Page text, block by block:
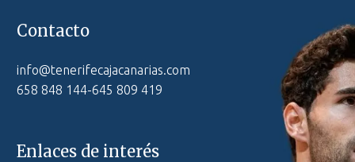
Contacto
info@tenerifecajacanarias.com
658 848 144-645 809 419
Enlaces de interés